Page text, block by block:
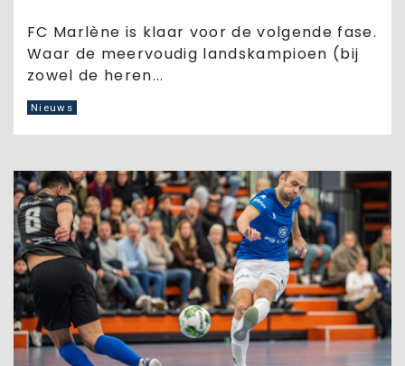
FC Marlène is klaar voor de volgende fase.
Waar de meervoudig landskampioen (bij
zowel de heren...
Nieuws